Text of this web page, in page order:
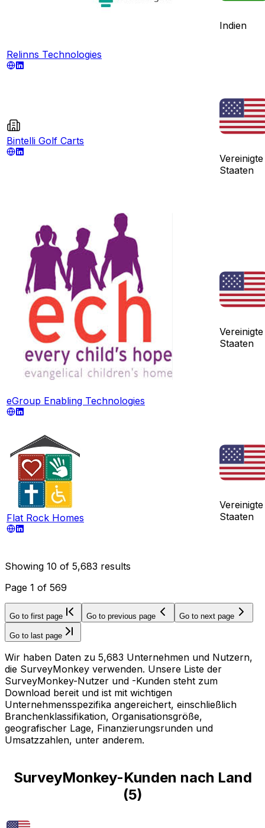
Relinns Technologies
Indien
Bintelli Golf Carts
Vereinigte
Staaten
eGroup Enabling Technologies
Vereinigte
Staaten
Flat Rock Homes
Vereinigte
Staaten
Showing 10 of 5,683 results
Page 1 of 569
Go to first page Go to previous page Go to next page
Go to last page
Wir haben Daten zu 5,683 Unternehmen und Nutzern,
die SurveyMonkey verwenden. Unsere Liste der
SurveyMonkey-Nutzer und -Kunden steht zum
Download bereit und ist mit wichtigen
Unternehmensspezifika angereichert, einschließlich
Branchenklassifikation, Organisationsgröße,
geografischer Lage, Finanzierungsrunden und
Umsatzzahlen, unter anderem.
SurveyMonkey-Kunden nach Land
(5)